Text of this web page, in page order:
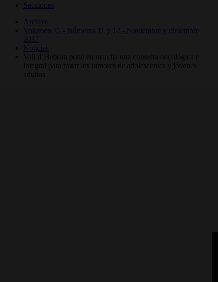
Secciones
Archivo
Volumen 75 - Números 11 y 12 - Noviembre y diciembre
2017
Noticias
Vall d’Hebron pone en marcha una consulta oncológica e
integral para tratar los tumores de adolescentes y jóvenes
adultos